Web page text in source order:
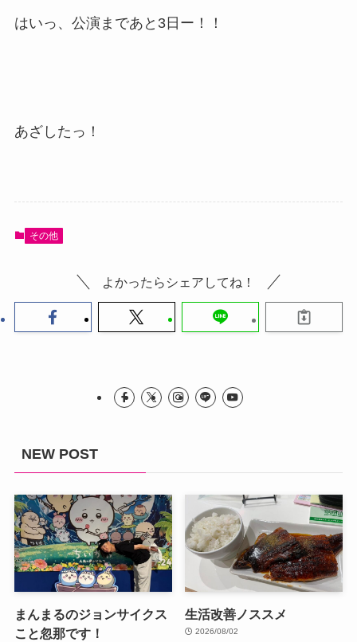
はいっ、公演まであと3日ー！！
あざしたっ！
その他
よかったらシェアしてね！
NEW POST
まんまるのジョンサイクス
こと忽那です！
生活改善ノススメ
2026/08/02